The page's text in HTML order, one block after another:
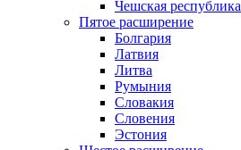
Чешская республика
Пятое расширение
Болгария
Латвия
Литва
Румыния
Словакия
Словения
Эстония